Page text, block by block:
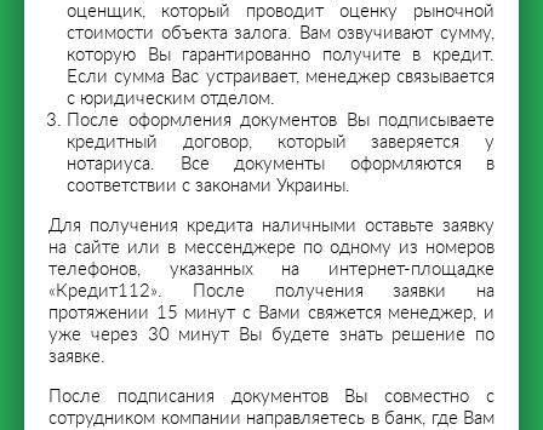
оценщик, который проводит оценку рыночной
стоимости объекта залога. Вам озвучивают сумму,
которую Вы гарантированно получите в кредит.
Если сумма Вас устраивает, менеджер связывается
с юридическим отделом.
После оформления документов Вы подписываете
кредитный договор, который заверяется у
нотариуса. Все документы оформляются в
соответствии с законами Украины.
Для получения кредита наличными оставьте заявку
на сайте или в мессенджере по одному из номеров
телефонов, указанных на интернет-площадке
«Кредит112». После получения заявки на
протяжении 15 минут с Вами свяжется менеджер, и
уже через 30 минут Вы будете знать решение по
заявке.
После подписания документов Вы совместно с
сотрудником компании направляетесь в банк, где Вам